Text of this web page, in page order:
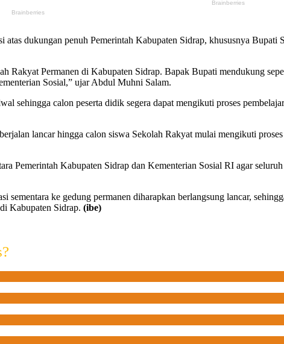
dukungan penuh Pemerintah Kabupaten Sidrap, khususnya
Rakyat Permanen di Kabupaten Sidrap. Bapak Bupati mendukung
Sosial,” ujar Abdul Muhni Salam.
sehingga calon peserta didik segera dapat mengikuti proses
lancar hingga calon siswa Sekolah Rakyat mulai mengikuti
Pemerintah Kabupaten Sidrap dan Kementerian Sosial RI agar
ke gedung permanen diharapkan berlangsung lancar,
Kabupaten Sidrap. (ibe)